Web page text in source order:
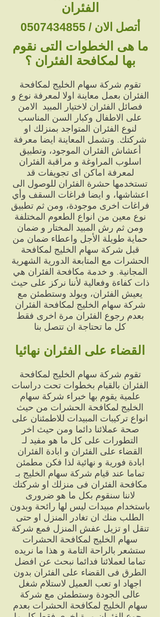
الفئران
أتصل الان /0507434855
ما هى الخطوات التى نقوم
بها لمكافحة الفئران ؟
تقوم شركة سهام الخليج لمكافحة
الفئران بعمل معاينة اولا لمعرفة نوع و
فصائل الفئران لاختيار المبيد الامن
على الاطفال وكبار السن المناسب
لنوع الفئران المتواجد بمنزلك او
شركتك. وتشمل المعاينة ايضا معرفة
أعشاش الفئران الموجود، وتطبيق
اسلوب المراوغة و مراقبة الفئران
لمعرفة اماكن اى تجويفات قد
تستخدمها حشرة الفئران للوصول الى
اعشاشها، و ايضا فراغات السقف وأي
فراغات اخرى موجودة، ومن ثم تطبيق
نوع معين من انواع الطعوم المختلفة
ومن ثم رش المبيد المختار و ضمان
حماية طويلة الأجل واعطاء ضمان من
قبل شركة سهام الخليج لمكافحة
الحشرات مع المتابعة الدورية الشهرية
المجانية. و خدمة مكافحة الفئران هي
ذات كفاءة وفعالية لأننا نركز على حيث
يعيش الفئران، ويولد وستطمئن مع
شركة سهام الخليج لمكافحة الفئران
بعدم رجوع الفئران مرة اخرى فقط
كل ما تحتاجة ان تتصل بنا
القضاء على الفئران نهائيا
تقوم شركة سهام الخليج لمكافحة
الفئران بالقيام بخطوات تحت دراسات
علمية يقوم بها خبراء شركة سهام
الخليج لمكافحة الحشرات من حيث
انواع تركيبات المبيدات للاطمئنان على
صحة عملائنا دائما ومن حيث اخر
التطورات على كل ما هو مفيد لـ
القضاء على الفئران و ابادة الفئران
ابادة فورية و نهائية لذا فكن مطمئن
تماما عند قيام شركة سهام الخليج بـ
مكافحة الفئران فى منزلك او شركتك
لاننا سنقوم بكل ما هو ضرورى
باستخدام مبيدات ليس لها رائحة وبدون
الطلب منك ان تغادر المنزل او حتى
تنقل او تزيل عفش المنزل فمع شركة
سهام الخليج لمكافحة الحشرات
ستشعر بالراحة التامة و هذا ما نريده
تماما لعملائنا فدائما نبحث عن افضل
الطرق فى القضاء على الفئران بدون
اجهاد او تعب العميل لاستلام شغل
عالى الجودة وستطمئن مع شركة
سهام الخليج لمكافحة الحشرات بعدم